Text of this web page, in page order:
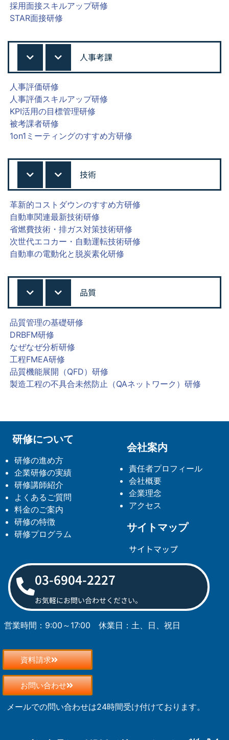
採用面接スキルアップ研修
STAR面接研修
人事考課
人事評価研修
人事評価スキルアップ研修
KPI活用の目標管理研修
被考課者研修
1on1ミーティングのすすめ方研修
技術
革新的コストダウンのすすめ方研修
自動車関連最新技術研修
省燃費技術・排ガス対策技術研修
次世代エコカー・自動運転技術研修
自動車の電動化と脱炭素化研修
品質
品質管理の基礎研修
DRBFM研修
なぜなぜ分析研修
工程FMEA研修
品質機能展開（QFD）研修
製造工程の不具合未然防止（QAネットワーク）研修
研修について
研修の進め方
企業研修の実績
研修講師紹介
よくあるご質問
料金のご案内
研修の特徴
研修プログラム
会社案内
責任者プロフィール
会社概要
企業理念
アクセス
サイトマップ
サイトマップ
03-6904-2227
お気軽にお問い合わせください。
営業時間：9:00～17:00 休業日：土、日、祝日
資料請求
お問い合わせ
メールでの問い合わせは24時間受け付けております。